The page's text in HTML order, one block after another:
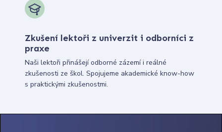
Zkušení lektoři z univerzit i odborníci z
praxe
Naši lektoři přinášejí odborné zázemí i reálné
zkušenosti ze škol. Spojujeme akademické know-how
s praktickými zkušenostmi.